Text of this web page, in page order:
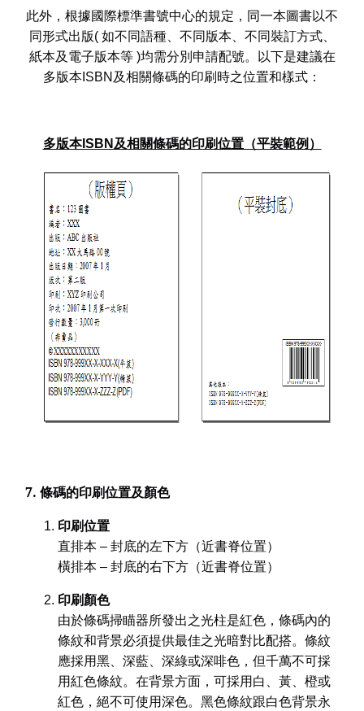
此外，根據國際標準書號中心的規定，同一本圖書以不
同形式出版( 如不同語種、不同版本、不同裝訂方式、
紙本及電子版本等 )均需分別申請配號。以下是建議在
多版本ISBN及相關條碼的印刷時之位置和樣式：
多版本ISBN及相關條碼的印刷位置（平裝範例）
7. 條碼的印刷位置及顏色
印刷位置
直排本 – 封底的左下方（近書脊位置）
橫排本 – 封底的右下方（近書脊位置）
印刷顏色
由於條碼掃瞄器所發出之光柱是紅色，條碼內的
條紋和背景必須提供最佳之光暗對比配搭。條紋
應採用黑、深藍、深綠或深啡色，但千萬不可採
用紅色條紋。在背景方面，可採用白、黃、橙或
紅色，絕不可使用深色。黑色條紋跟白色背景永